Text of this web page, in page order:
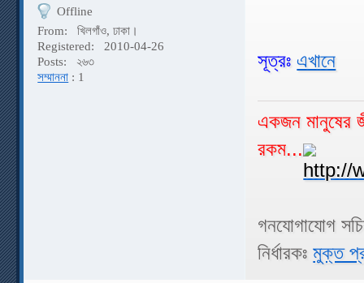
Offline
From:
খিলগাঁও, ঢাকা।
Registered:
2010-04-26
Posts:
২৬৩
সম্মাননা : 1
সূত্রঃএখানে
একজন মানুষের
রকম...
গনযোগাযোগ
নির্ধারকঃমুক্ত